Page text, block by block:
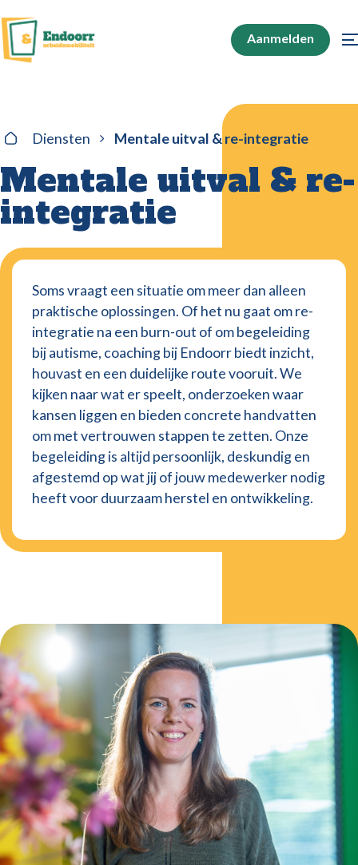
Aanmelden
Diensten Mentale uitval & re-integratie
Mentale uitval & re-
integratie
Soms vraagt een situatie om meer dan alleen
praktische oplossingen. Of het nu gaat om re-
integratie na een burn-out of om begeleiding
bij autisme, coaching bij Endoorr biedt inzicht,
houvast en een duidelijke route vooruit. We
kijken naar wat er speelt, onderzoeken waar
kansen liggen en bieden concrete handvatten
om met vertrouwen stappen te zetten. Onze
begeleiding is altijd persoonlijk, deskundig en
afgestemd op wat jij of jouw medewerker nodig
heeft voor duurzaam herstel en ontwikkeling.